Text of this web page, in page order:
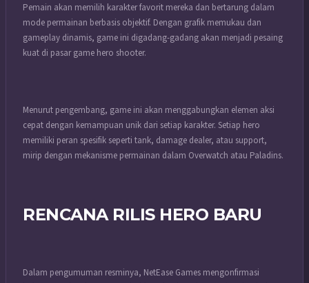
Pemain akan memilih karakter favorit mereka dan bertarung dalam
mode permainan berbasis objektif. Dengan grafik memukau dan
gameplay dinamis, game ini digadang-gadang akan menjadi pesaing
kuat di pasar game hero shooter.
Menurut pengembang, game ini akan menggabungkan elemen aksi
cepat dengan kemampuan unik dari setiap karakter. Setiap hero
memiliki peran spesifik seperti tank, damage dealer, atau support,
mirip dengan mekanisme permainan dalam Overwatch atau Paladins.
RENCANA RILIS HERO BARU
Dalam pengumuman resminya, NetEase Games mengonfirmasi